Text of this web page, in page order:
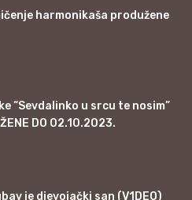
harmonikaša produžene
“Sevdalinko u srcu te nosim”
DO 02.10.2023.
je djevojački san (V1DEO)